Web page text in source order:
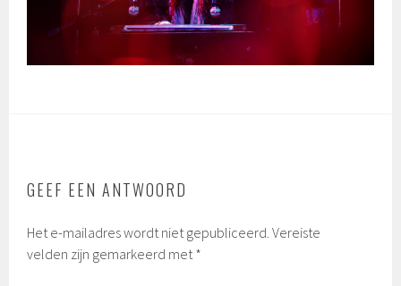
GEEF EEN ANTWOORD
Het e-mailadres wordt niet gepubliceerd. Vereiste
velden zijn gemarkeerd met *